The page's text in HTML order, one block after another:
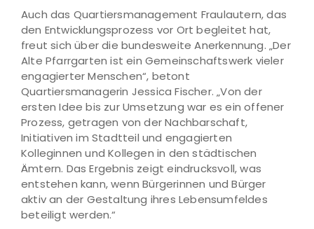
Auch das Quartiersmanagement Fraulautern, das
den Entwicklungsprozess vor Ort begleitet hat,
freut sich über die bundesweite Anerkennung. „Der
Alte Pfarrgarten ist ein Gemeinschaftswerk vieler
engagierter Menschen“, betont
Quartiersmanagerin Jessica Fischer. „Von der
ersten Idee bis zur Umsetzung war es ein offener
Prozess, getragen von der Nachbarschaft,
Initiativen im Stadtteil und engagierten
Kolleginnen und Kollegen in den städtischen
Ämtern. Das Ergebnis zeigt eindrucksvoll, was
entstehen kann, wenn Bürgerinnen und Bürger
aktiv an der Gestaltung ihres Lebensumfeldes
beteiligt werden.“